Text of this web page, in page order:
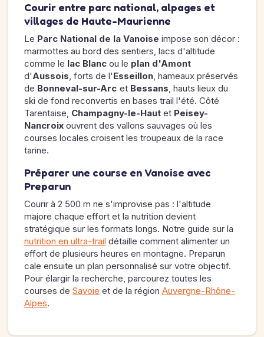
Courir entre parc national, alpages et
villages de Haute-Maurienne
Le Parc National de la Vanoise impose son décor :
marmottes au bord des sentiers, lacs d'altitude
comme le lac Blanc ou le plan d'Amont
d'Aussois, forts de l'Esseillon, hameaux préservés
de Bonneval-sur-Arc et Bessans, hauts lieux du
ski de fond reconvertis en bases trail l'été. Côté
Tarentaise, Champagny-le-Haut et Peisey-
Nancroix ouvrent des vallons sauvages où les
courses locales croisent les troupeaux de la race
tarine.
Préparer une course en Vanoise avec
Preparun
Courir à 2 500 m ne s'improvise pas : l'altitude
majore chaque effort et la nutrition devient
stratégique sur les formats longs. Notre guide sur la
nutrition en ultra-trail détaille comment alimenter un
effort de plusieurs heures en montagne. Preparun
cale ensuite un plan personnalisé sur votre objectif.
Pour élargir la recherche, parcourez toutes les
courses de Savoie et de la région Auvergne-Rhône-
Alpes.